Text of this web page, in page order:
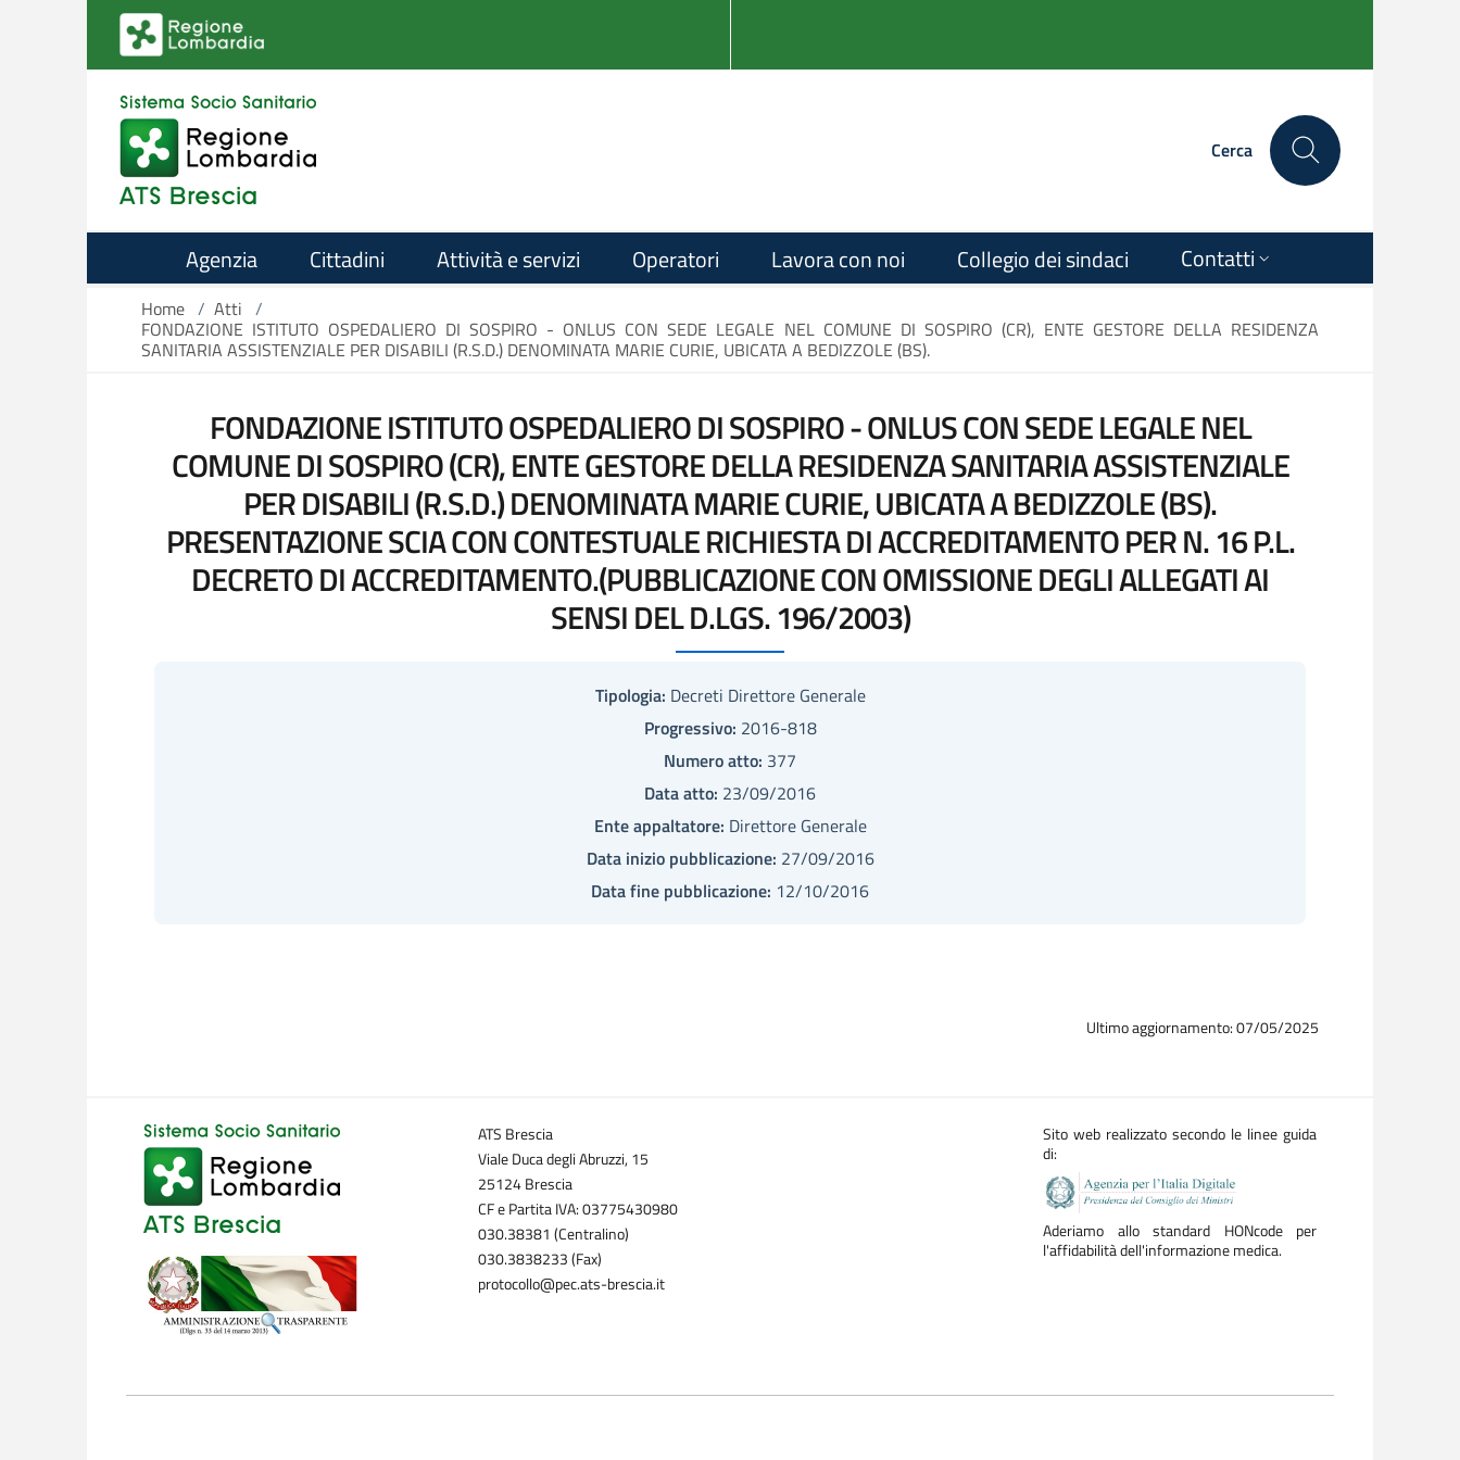
Salta al contenuto principale
Cerca
Agenzia Cittadini Attività e servizi Operatori Lavora con noi Collegio dei sindaci Contatti
Home / Atti /
FONDAZIONE ISTITUTO OSPEDALIERO DI SOSPIRO - ONLUS CON SEDE LEGALE NEL COMUNE DI SOSPIRO (CR), ENTE GESTORE DELLA RESIDENZA
SANITARIA ASSISTENZIALE PER DISABILI (R.S.D.) DENOMINATA MARIE CURIE, UBICATA A BEDIZZOLE (BS).
FONDAZIONE ISTITUTO OSPEDALIERO DI SOSPIRO - ONLUS CON SEDE LEGALE NEL
COMUNE DI SOSPIRO (CR), ENTE GESTORE DELLA RESIDENZA SANITARIA ASSISTENZIALE
PER DISABILI (R.S.D.) DENOMINATA MARIE CURIE, UBICATA A BEDIZZOLE (BS).
PRESENTAZIONE SCIA CON CONTESTUALE RICHIESTA DI ACCREDITAMENTO PER N. 16 P.L.
DECRETO DI ACCREDITAMENTO.(PUBBLICAZIONE CON OMISSIONE DEGLI ALLEGATI AI
SENSI DEL D.LGS. 196/2003)
Tipologia: Decreti Direttore Generale
Progressivo: 2016-818
Numero atto: 377
Data atto: 23/09/2016
Ente appaltatore: Direttore Generale
Data inizio pubblicazione: 27/09/2016
Data fine pubblicazione: 12/10/2016
Ultimo aggiornamento: 07/05/2025
ATS Brescia
Viale Duca degli Abruzzi, 15
25124 Brescia
CF e Partita IVA: 03775430980
030.38381 (Centralino)
030.3838233 (Fax)
protocollo@pec.ats-brescia.it
Sito web realizzato secondo le linee guida
di:
Aderiamo allo standard HONcode per
l'affidabilità dell'informazione medica.